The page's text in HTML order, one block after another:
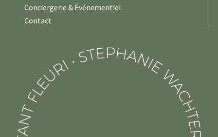
Conciergerie & Événementiel
Contact